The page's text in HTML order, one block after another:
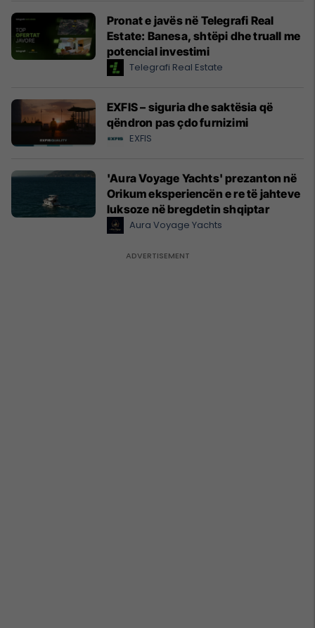
Pronat e javës në Telegrafi Real
Estate: Banesa, shtëpi dhe truall me
potencial investimi
Telegrafi Real Estate
EXFIS – siguria dhe saktësia që
qëndron pas çdo furnizimi
EXFIS
'Aura Voyage Yachts' prezanton në
Orikum eksperiencën e re të jahteve
luksoze në bregdetin shqiptar
Aura Voyage Yachts